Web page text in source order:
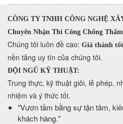
CÔNG TY TNHH CÔNG NGHỆ
Chuyên Nhận Thi Công Chống
​Chúng tôi luôn đề cao: Giá thành tốt
nền tảng uy tín của chúng tôi.
ĐỘI NGŨ KỸ THUẬT:
Trung thực, kỹ thuật giỏi, lễ phép,
nhiệm và ý thức tốt.
​"Vươn tầm bằng sự tận tâm,
khách hàng."